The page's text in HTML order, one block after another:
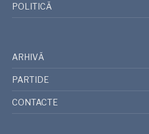
POLITICĂ
ARHIVĂ
PARTIDE
CONTACTE